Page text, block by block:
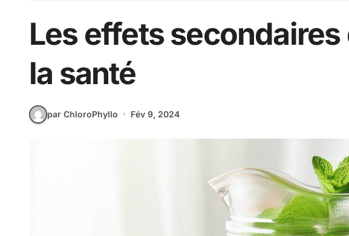
Les effets
la santé
par ChloroPhyllo Fév 9, 2024